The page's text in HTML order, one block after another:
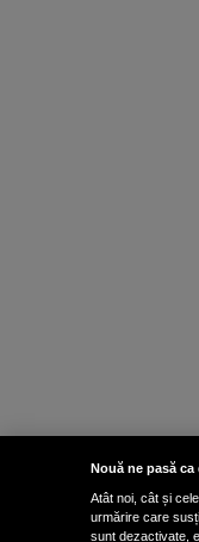
Nouă ne pasă
Atât noi, cât și cele
urmărire care
sunt dezactivate,